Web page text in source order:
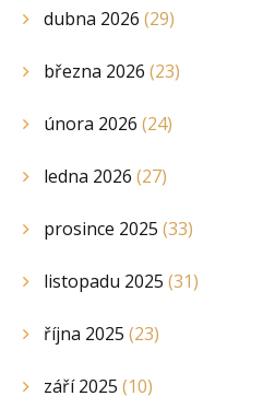
dubna 2026 (29)
března 2026 (23)
února 2026 (24)
ledna 2026 (27)
prosince 2025 (33)
listopadu 2025 (31)
října 2025 (23)
září 2025 (10)